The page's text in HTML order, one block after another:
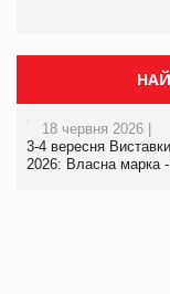
18 червня 2026 |
3-4 вересня
2026: Власна марка